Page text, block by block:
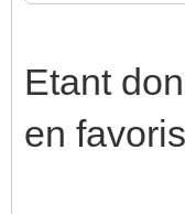
Etant
en